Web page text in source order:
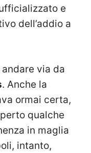
e
dell’addio a
via da
. Anche la
ormai certa,
qualche
in maglia
intanto,